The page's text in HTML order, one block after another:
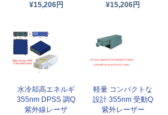
¥15,206円
¥15,206円
水冷却高エネルギ
355nm DPSS 調Q
紫外線レーザ
軽量 コンパクトな
設計 355nm 受動Q
紫外レーザー